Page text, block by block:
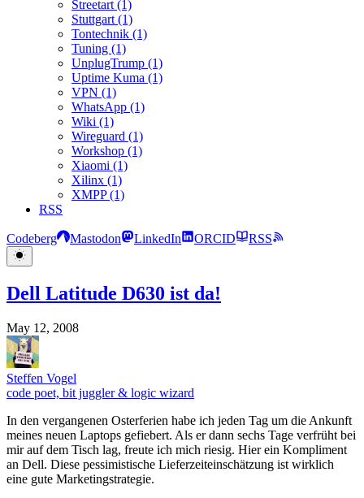
Streetart (1)
Stuttgart (1)
Tontechnik (1)
Tuning (1)
UnplugTrump (1)
Uptime Kuma (1)
VPN (1)
WhatsApp (1)
Wiki (1)
Wireguard (1)
Workshop (1)
Xiaomi (1)
Xilinx (1)
XMPP (1)
RSS
Codeberg Mastodon LinkedIn ORCID RSS
Dell Latitude D630 ist da!
May 12, 2008
Steffen Vogel
code poet, bit juggler & logic wizard
In den vergangenen Osterferien habe ich jeden Tag um die Ankunft
meines neuen Laptops gefiebert. Als er dann sechs Tage verfrüht bei
mir auf dem Tisch lag, freute ich mich riesig. Hier ein Kompliment
an Dell. Diese pessimistische Lieferzeiteinschätzung ist wirklich
eine gute Marketingstrategie.